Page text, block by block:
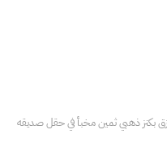
بكنز ذهبي ثمين مخبأ في حقل صديقه